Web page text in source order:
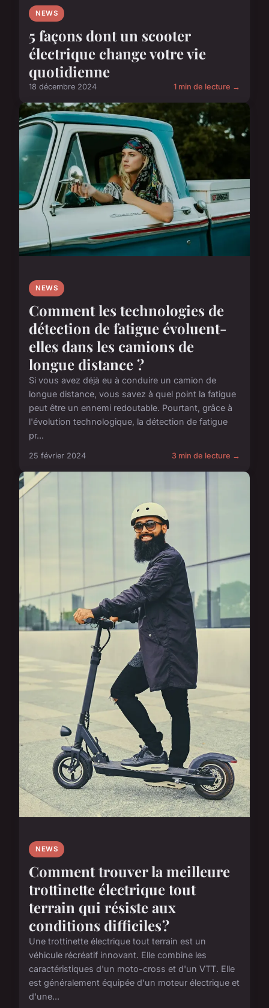
NEWS
5 façons dont un scooter
électrique change votre vie
quotidienne
18 décembre 2024 1 min de lecture →
NEWS
Comment les technologies de
détection de fatigue évoluent-
elles dans les camions de
longue distance ?
Si vous avez déjà eu à conduire un camion de
longue distance, vous savez à quel point la fatigue
peut être un ennemi redoutable. Pourtant, grâce à
l'évolution technologique, la détection de fatigue
pr...
25 février 2024 3 min de lecture →
NEWS
Comment trouver la meilleure
trottinette électrique tout
terrain qui résiste aux
conditions difficiles ?
Une trottinette électrique tout terrain est un
véhicule récréatif innovant. Elle combine les
caractéristiques d'un moto-cross et d'un VTT. Elle
est généralement équipée d'un moteur électrique et
d'une...